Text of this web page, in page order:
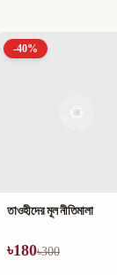
-40%